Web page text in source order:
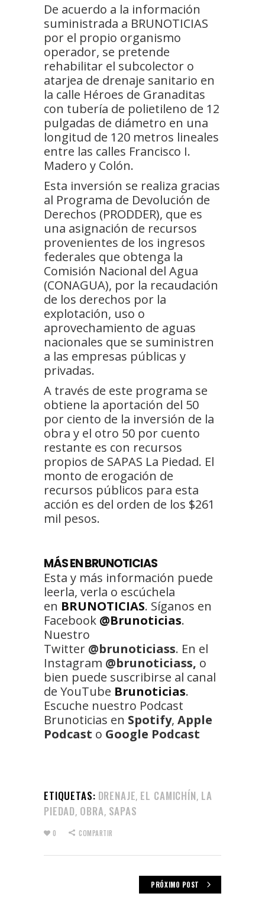
De acuerdo a la información
suministrada a BRUNOTICIAS
por el propio organismo
operador, se pretende
rehabilitar el subcolector o
atarjea de drenaje sanitario en
la calle Héroes de Granaditas
con tubería de polietileno de 12
pulgadas de diámetro en una
longitud de 120 metros lineales
entre las calles Francisco I.
Madero y Colón.
Esta inversión se realiza gracias
al Programa de Devolución de
Derechos (PRODDER), que es
una asignación de recursos
provenientes de los ingresos
federales que obtenga la
Comisión Nacional del Agua
(CONAGUA), por la recaudación
de los derechos por la
explotación, uso o
aprovechamiento de aguas
nacionales que se suministren
a las empresas públicas y
privadas.
A través de este programa se
obtiene la aportación del 50
por ciento de la inversión de la
obra y el otro 50 por cuento
restante es con recursos
propios de SAPAS La Piedad. El
monto de erogación de
recursos públicos para esta
acción es del orden de los $261
mil pesos.
MÁS EN BRUNOTICIAS
Esta y más información puede
leerla, verla o escúchela
en BRUNOTICIAS. Síganos en
Facebook @Brunoticias.
Nuestro
Twitter @brunoticiass. En el
Instagram @brunoticiass, o
bien puede suscribirse al canal
de YouTube Brunoticias.
Escuche nuestro Podcast
Brunoticias en Spotify, Apple
Podcast o Google Podcast
ETIQUETAS: DRENAJE, EL CAMICHÍN, LA
PIEDAD, OBRA, SAPAS
0 COMPARTIR
PRÓXIMO POST